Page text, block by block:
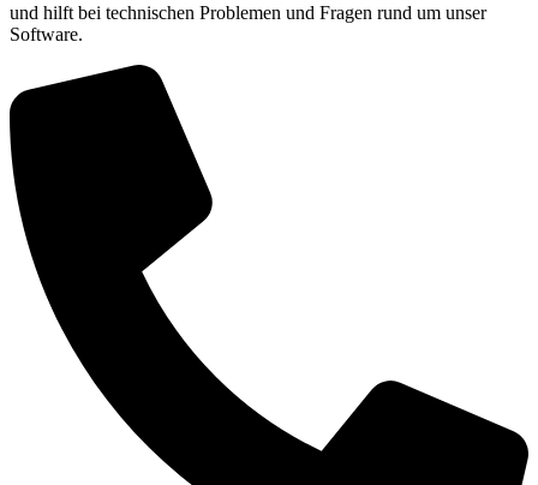
und hilft bei technischen Problemen und Fragen rund um unser
Software.